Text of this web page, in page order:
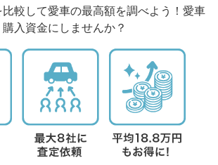
較して愛車の最高額を調べよう！愛車
入資金にしませんか？